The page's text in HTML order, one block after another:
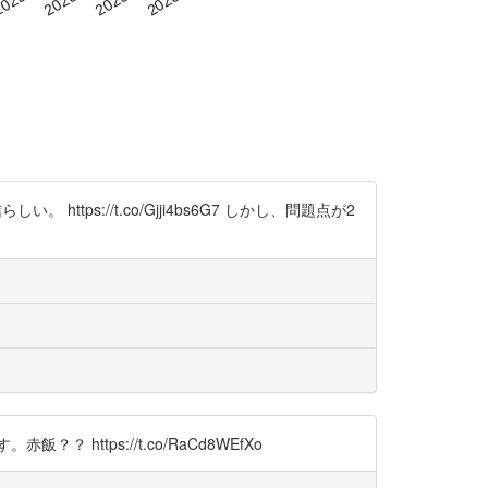
しい。 https://t.co/Gjji4bs6G7 しかし、問題点が2
。赤飯？？ https://t.co/RaCd8WEfXo